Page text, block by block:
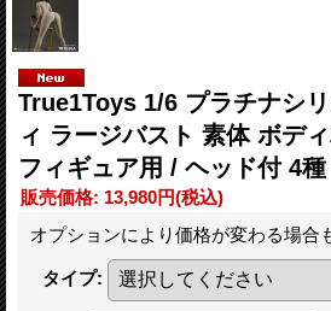
True1Toys 1/6 プラチナシ
ィ ラージバスト 素体 ボデ
フィギュア用 / ヘッド付 4
販売価格: 13,980円(税込)
オプションにより価格が変わる場合
タイプ: